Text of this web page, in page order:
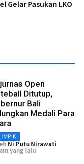
Gelar Pasukan LKO
Open
Ditutup,
Bali
Medali Para
Ni Putu Nirawati
yang lalu